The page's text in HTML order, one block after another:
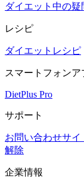
ダイエット中の疑
レシピ
ダイエットレシピ
スマートフォンア
DietPlus Pro
サポート
お問い合わせサイ
解除
企業情報